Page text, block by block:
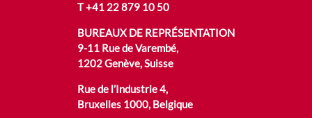
T+41 22 879 10 50
BUREAUX DE REPRÉSENTATION
9-11 Rue de Varembé,
1202 Genève, Suisse
Rue de l’Industrie 4,
Bruxelles 1000, Belgique